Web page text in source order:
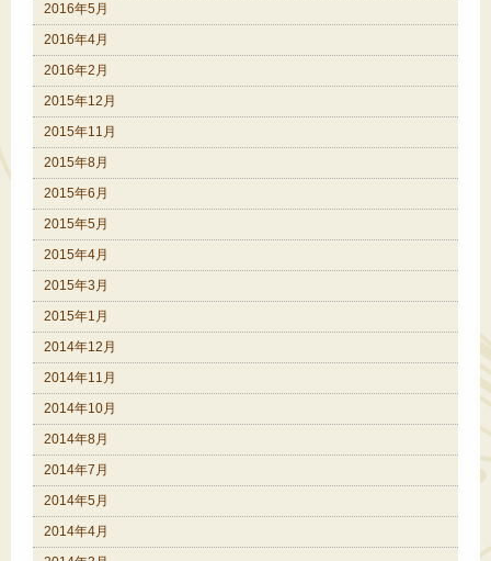
2016年5月
2016年4月
2016年2月
2015年12月
2015年11月
2015年8月
2015年6月
2015年5月
2015年4月
2015年3月
2015年1月
2014年12月
2014年11月
2014年10月
2014年8月
2014年7月
2014年5月
2014年4月